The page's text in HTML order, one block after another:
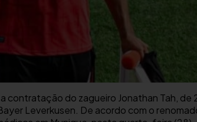
contratação do zagueiro Jonathan Tah, de
Leverkusen. De acordo com o